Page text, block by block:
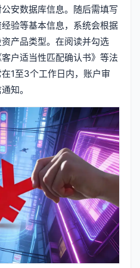
安数据库信息。随后需填写
验等基本信息，系统会根据
产品类型。在阅读并勾选
户适当性匹配确认书》等法
1至3个工作日内，账户审
知。